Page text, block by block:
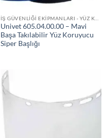
Univet 605.04.00.00 – Mavi
Başa Takılabilir Yüz Koruyucu
Siper Başlığı